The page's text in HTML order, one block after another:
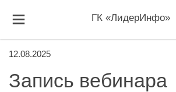
ГК «ЛидерИнфо»
12.08.2025
Запись вебинара